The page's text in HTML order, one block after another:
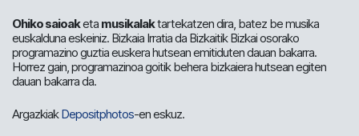
Ohiko saioaketa musikalaktartekatzen dira, batez be musika
euskalduna eskeiniz. Bizkaia Irratia da Bizkaitik Bizkai osorako
programazino guztia euskera hutsean emitiduten dauan bakarra.
Horrez gain, programazinoa goitik behera bizkaiera hutsean egiten
dauan bakarra da.
ArgazkiakDepositphotos-en eskuz.